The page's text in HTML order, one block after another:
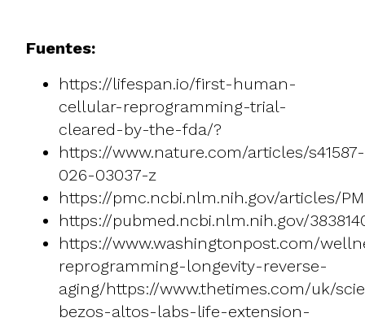
Fuentes:
https://lifespan.io/first-human-
cellular-reprogramming-trial-
cleared-by-the-fda/?
https://www.nature.com/articles/s41587-
026-03037-z
https://pmc.ncbi.nlm.nih.gov/articles/
https://pubmed.ncbi.nlm.nih.gov/
https://www.washingtonpost.com/
reprogramming-longevity-reverse-
aging/https://www.thetimes.com/uk/
bezos-altos-labs-life-extension-